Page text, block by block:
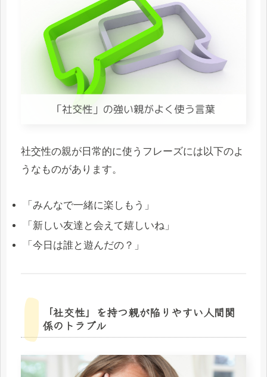
社交性の親が日常的に使うフレーズには以下のよ
うなものがあります。
「みんなで一緒に楽しもう」
「新しい友達と会えて嬉しいね」
「今日は誰と遊んだの？」
「社交性」を持つ親が陥りやすい人間関
係のトラブル